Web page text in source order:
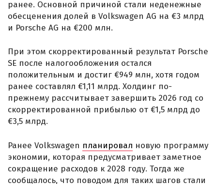
ранее. Основной причиной стали неденежные
обесценения долей в Volkswagen AG на €3 млрд
и Porsche AG на €200 млн.
При этом скорректированный результат Porsche
SE после налогообложения остался
положительным и достиг €949 млн, хотя годом
ранее составлял €1,11 млрд. Холдинг по-
прежнему рассчитывает завершить 2026 год со
скорректированной прибылью от €1,5 млрд до
€3,5 млрд.
Ранее Volkswagen планировал новую программу
экономии, которая предусматривает заметное
сокращение расходов к 2028 году. Тогда же
сообщалось, что поводом для таких шагов стали